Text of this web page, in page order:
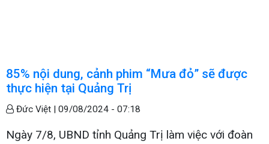
85% nội dung, cảnh phim “Mưa đỏ” sẽ được
thực hiện tại Quảng Trị
Đức Việt | 09/08/2024 - 07:18
Ngày 7/8, UBND tỉnh Quảng Trị làm việc với đoàn